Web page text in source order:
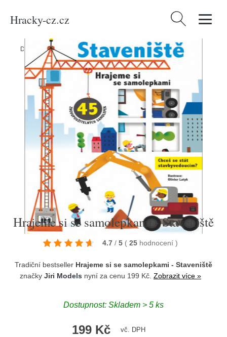
Hracky-cz.cz Vyhledávání
Domů Produkty Média/ Hrajeme si se samolepkami - Staveniště
Hrajeme si se samolepkami - Staveniště
4.7 / 5 ( 25 hodnocení )
Tradiční bestseller Hrajeme si se samolepkami - Staveniště
značky Jiri Models nyní za cenu 199 Kč. Zobrazit více »
Dostupnost: Skladem > 5 ks
199 Kč vč. DPH